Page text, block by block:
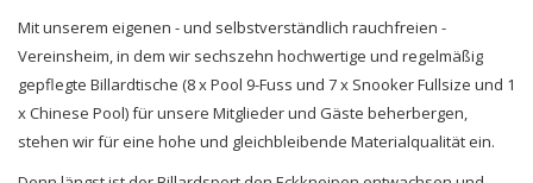
Mit unserem eigenen - und selbstverständlich rauchfreien -
Vereinsheim, in dem wir sechszehn hochwertige und regelmäßig
gepflegte Billardtische (8 x Pool 9-Fuss und 7 x Snooker Fullsize und 1
x Chinese Pool) für unsere Mitglieder und Gäste beherbergen,
stehen wir für eine hohe und gleichbleibende Materialqualität ein.